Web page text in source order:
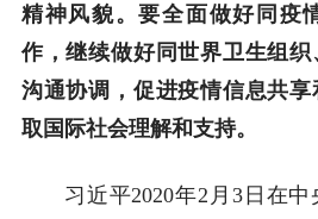
精神风貌。要全面做好同疫
作，继续做好同世界卫生组
沟通协调，促进疫情信息共
取国际社会理解和支持。
习近平2020年2月3日在